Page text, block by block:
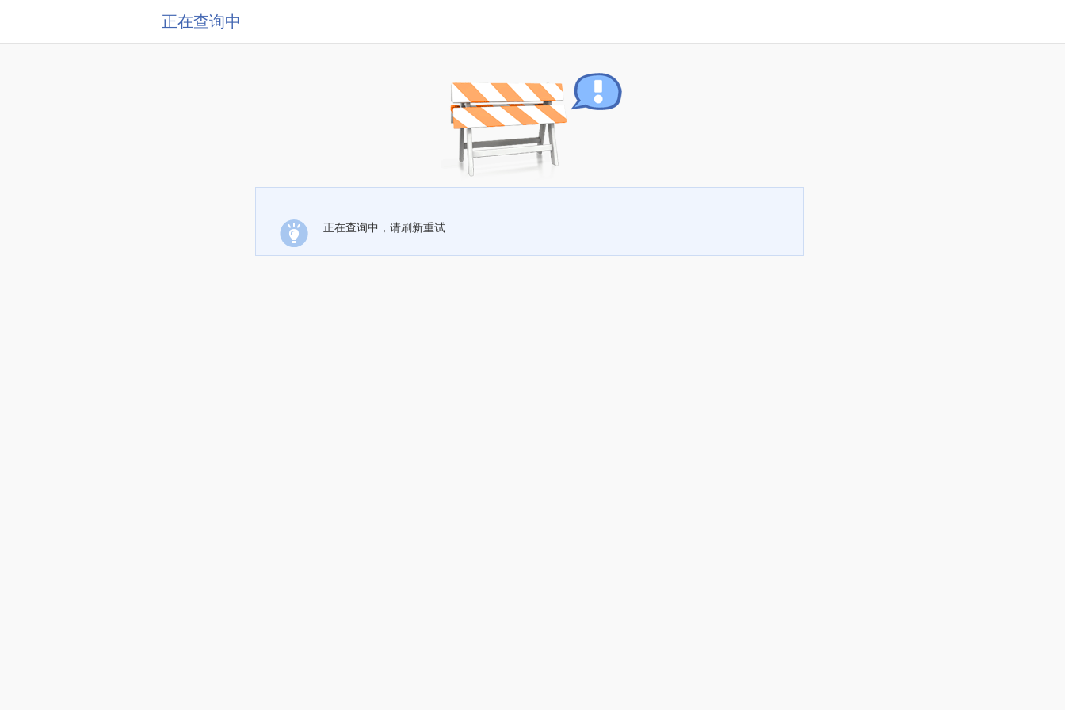
正在查询中
正在查询中，请刷新重试